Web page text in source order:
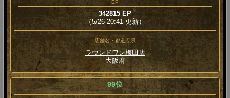
EP
342815 EP
（5/26 20:41 更新）
店舗名・都道府県
ラウンドワン梅田店
大阪府
99位